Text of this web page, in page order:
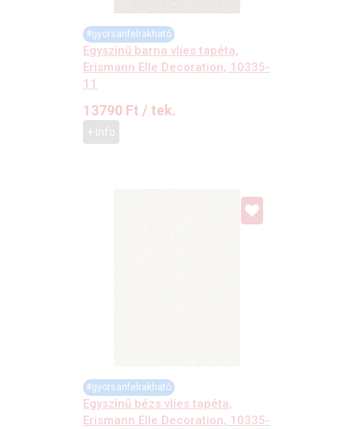
#gyorsanfelrakható
Egyszínű barna vlies tapéta,
Erismann Elle Decoration, 10335-
11
13790 Ft / tek.
+ Info
#gyorsanfelrakható
Egyszínű bézs vlies tapéta,
Erismann Elle Decoration, 10335-